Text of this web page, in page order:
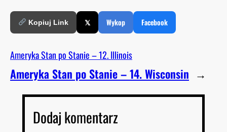
Kopiuj Link 𝕏 Wykop Facebook
Ameryka Stan po Stanie – 12. Illinois
Ameryka Stan po Stanie – 14. Wisconsin →
Dodaj komentarz